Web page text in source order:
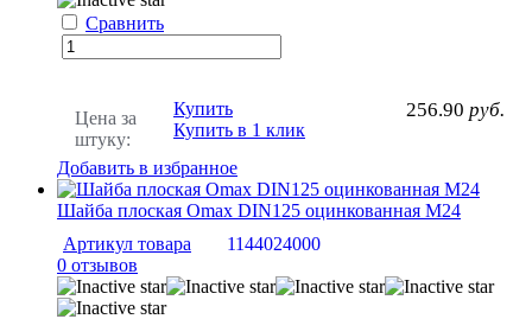
Сравнить
Цена за
штуку:
256.90 руб.
Купить
Купить в 1 клик
Добавить в избранное
Шайба плоская Omax DIN125 оцинкованная М24
Артикул товара
1144024000
0 отзывов